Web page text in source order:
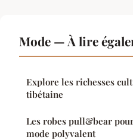
Mode — À lire
Explore les richesses
tibétaine
Les robes pull&bear
mode polyvalent